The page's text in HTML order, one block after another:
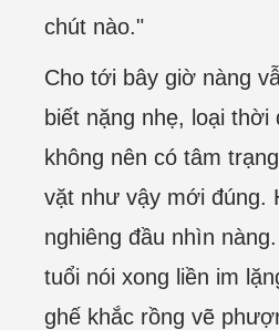
chút nào."
Cho tới bây giờ nàng
biết nặng nhẹ, loại thời
không nên có tâm
vặt như vậy mới đúng.
nghiêng đầu nhìn
tuổi nói xong liền im
ghế khắc rồng vẽ